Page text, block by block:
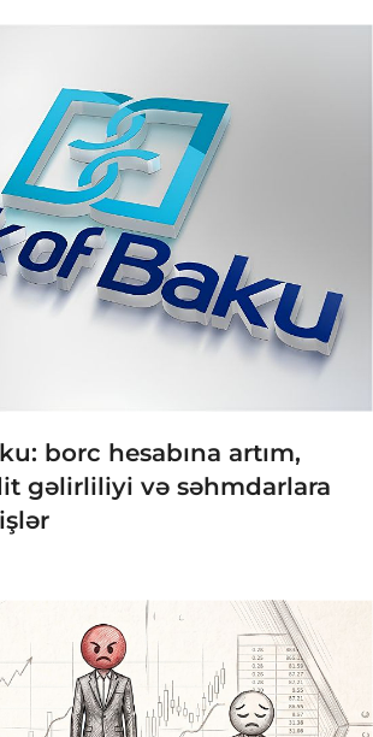
borc hesabına artım,
gəlirliliyi və səhmdarlara